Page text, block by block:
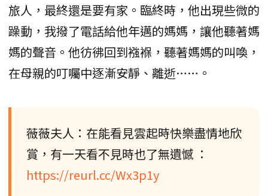
旅人，最終還是要有家。臨終時，他出現些微的
躁動，我撥了電話給他年邁的媽媽，讓他聽著媽
媽的聲音。他彷彿回到襁褓，聽著媽媽的叫喚，
在母親的叮囑中逐漸安靜、離逝……。
薇薇夫人：在能看見雲起時快樂盡情地欣
賞，有一天看不見時也了無遺憾 ：
https://reurl.cc/Wx3p1y